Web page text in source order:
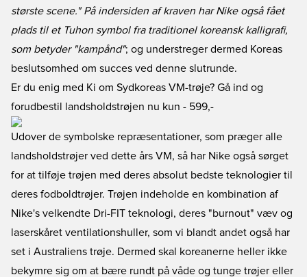
største scene." På indersiden af kraven har Nike også fået
plads til et Tuhon symbol fra traditionel koreansk kalligrafi,
som betyder "kampånd"; og understreger dermed Koreas
beslutsomhed om succes ved denne slutrunde.
Er du enig med Ki om Sydkoreas VM-trøje? Gå ind og
forudbestil landsholdstrøjen nu kun - 599,-
Udover de symbolske repræsentationer, som præger alle
landsholdstrøjer ved dette års VM, så har Nike også sørget
for at tilføje trøjen med deres absolut bedste teknologier til
deres fodboldtrøjer. Trøjen indeholde en kombination af
Nike's velkendte Dri-FIT teknologi, deres "burnout" væv og
laserskåret ventilationshuller, som vi blandt andet også har
set i Australiens trøje. Dermed skal koreanerne heller ikke
bekymre sig om at bære rundt på våde og tunge trøjer eller